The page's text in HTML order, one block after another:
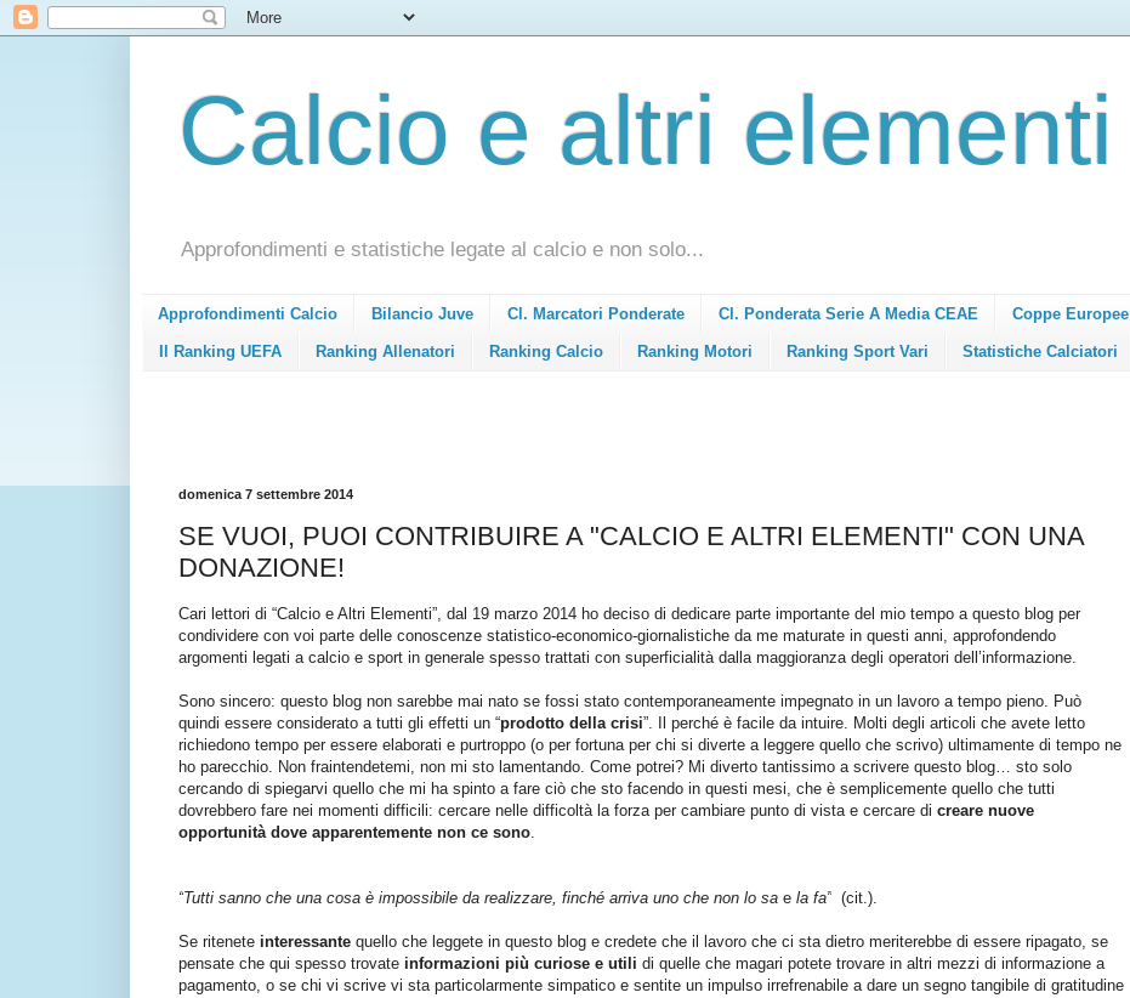
Calcio e altri elementi
Approfondimenti e statistiche legate al calcio e non solo...
Approfondimenti Calcio Bilancio Juve Cl. Marcatori Ponderate Cl. Ponderata Serie A Media CEAE Coppe Europee
Il Ranking UEFA Ranking Allenatori Ranking Calcio Ranking Motori Ranking Sport Vari Statistiche Calciatori
domenica 7 settembre 2014
SE VUOI, PUOI CONTRIBUIRE A "CALCIO E ALTRI ELEMENTI" CON UNA
DONAZIONE!
Cari lettori di “Calcio e Altri Elementi”, dal 19 marzo 2014 ho deciso di dedicare parte importante del mio tempo a questo blog per
condividere con voi parte delle conoscenze statistico-economico-giornalistiche da me maturate in questi anni, approfondendo
argomenti legati a calcio e sport in generale spesso trattati con superficialità dalla maggioranza degli operatori dell’informazione.
Sono sincero: questo blog non sarebbe mai nato se fossi stato contemporaneamente impegnato in un lavoro a tempo pieno. Può
quindi essere considerato a tutti gli effetti un “prodotto della crisi”. Il perché è facile da intuire. Molti degli articoli che avete letto
richiedono tempo per essere elaborati e purtroppo (o per fortuna per chi si diverte a leggere quello che scrivo) ultimamente di tempo ne
ho parecchio. Non fraintendetemi, non mi sto lamentando. Come potrei? Mi diverto tantissimo a scrivere questo blog… sto solo
cercando di spiegarvi quello che mi ha spinto a fare ciò che sto facendo in questi mesi, che è semplicemente quello che tutti
dovrebbero fare nei momenti difficili: cercare nelle difficoltà la forza per cambiare punto di vista e cercare di creare nuove
opportunità dove apparentemente non ce sono.
“Tutti sanno che una cosa è impossibile da realizzare, finché arriva uno che non lo sa e la fa” (cit.).
Se ritenete interessante quello che leggete in questo blog e credete che il lavoro che ci sta dietro meriterebbe di essere ripagato, se
pensate che qui spesso trovate informazioni più curiose e utili di quelle che magari potete trovare in altri mezzi di informazione a
pagamento, o se chi vi scrive vi sta particolarmente simpatico e sentite un impulso irrefrenabile a dare un segno tangibile di gratitudine